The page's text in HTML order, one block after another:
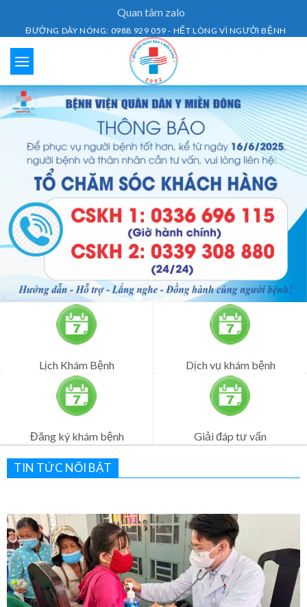
Quan tâm zalo
ĐƯỜNG DÂY NÓNG: 0988 929 059 - HẾT LÒNG VÌ NGƯỜI BỆNH
Lịch Khám Bệnh Dịch vụ khám bệnh
Đăng ký khám bệnh Giải đáp tư vấn
TIN TỨC NỔI BẬT